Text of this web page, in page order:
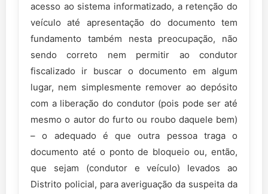
acesso ao sistema informatizado, a retenção do
veículo até apresentação do documento tem
fundamento também nesta preocupação, não
sendo correto nem permitir ao condutor
fiscalizado ir buscar o documento em algum
lugar, nem simplesmente remover ao depósito
com a liberação do condutor (pois pode ser até
mesmo o autor do furto ou roubo daquele bem)
– o adequado é que outra pessoa traga o
documento até o ponto de bloqueio ou, então,
que sejam (condutor e veículo) levados ao
Distrito policial, para averiguação da suspeita da